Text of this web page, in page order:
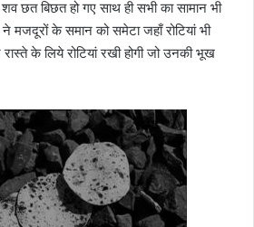
छत बिछत हो गए साथ ही सभी का सामान भी
मजदूरों के समान को समेटा जहाँ रोटियां भी
के लिये रोटियां रखी होगी जो उनकी भूख